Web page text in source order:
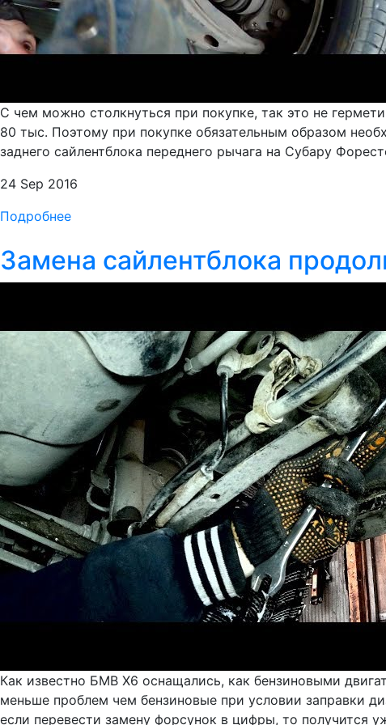
С чем можно столкнуться при покупке, так это не
80 тыс. Поэтому при покупке обязательным образом
заднего сайлентблока переднего рычага на Субару
24 Sep 2016
Подробнее
Замена сайлентблока
Как известно БМВ Х6 оснащались, как бензиновыми
меньше проблем чем бензиновые при условии заправки
если перевести замену форсунок в цифры, то получится